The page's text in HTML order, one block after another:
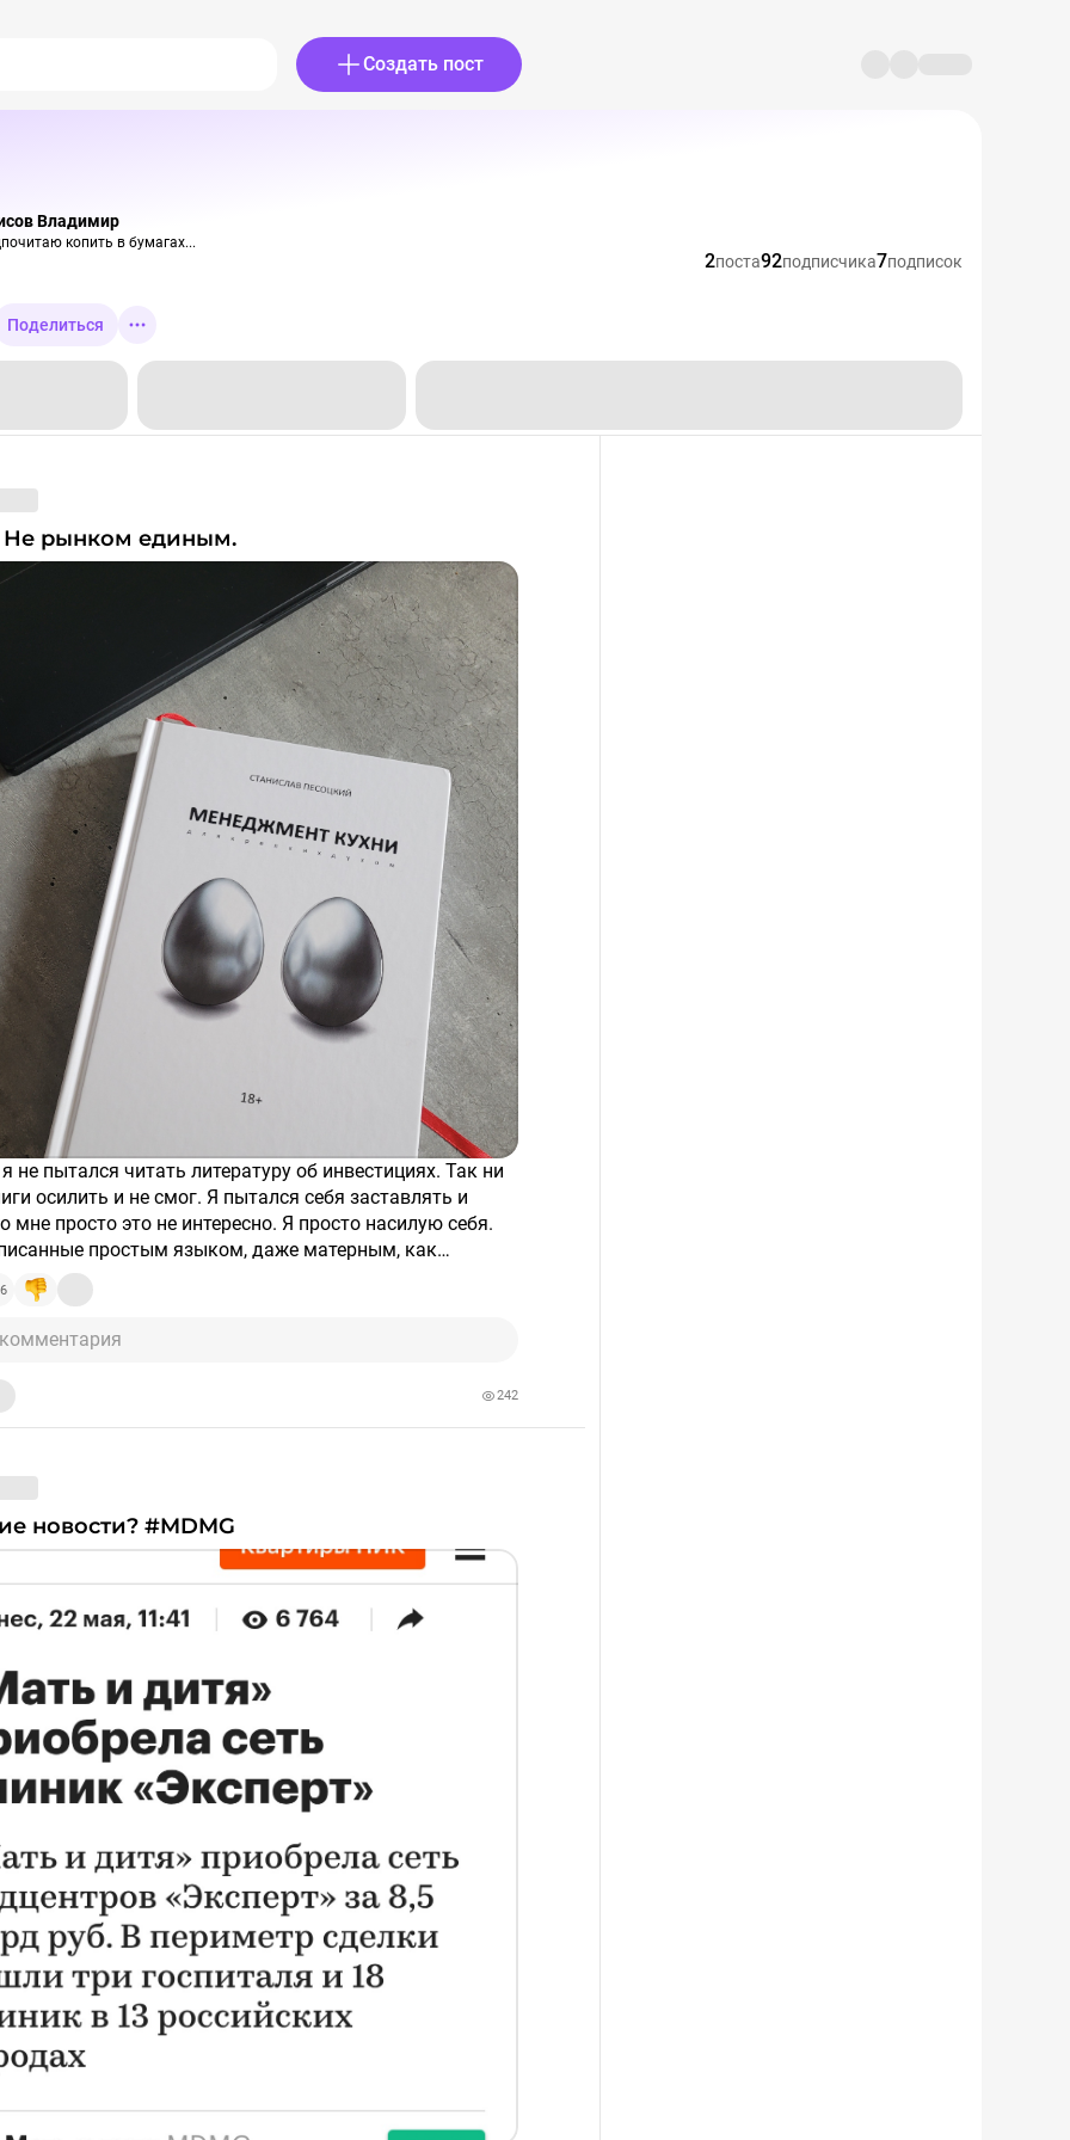
Создать пост
Владимир
копить в бумагах...
2поста92подписчика7подписок
Поделиться
Не рынком единым.
осилить и не смог. Я пытался себя заставлять и
мне просто это не интересно. Я просто насилую себя.
простым языком, даже матерным, как
остались недочитаны.
здесь не будет ничего умного анализа/
графиков. Просто путь человека из общепита
небольшую часть зарплаты по принципу
хорошее, не покупай плохое". Если сможешь.
в себя в этом месяце 7500р. (кстати
литература почему-то очень дорогая.
повара долбо**ы, просвещаться не по
театра SVET. Менеджмент кухни для
6
242
новости? #MDMG